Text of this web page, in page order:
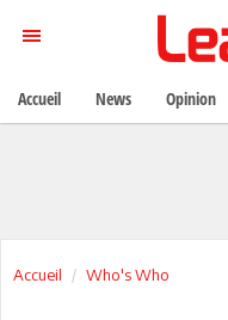
Accueil Who's Who
Accueil News Opinion